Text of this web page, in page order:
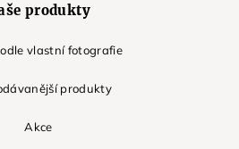
produkty
vlastní fotografie
produkty
Akce